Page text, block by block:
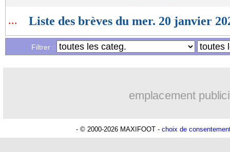
Lu 19.516 fois- Damien Da
... Liste des brèves du mer. 20 janvier
Filtrer :
emplacement
- © 2000-2026 MAXIFOOT - choix de